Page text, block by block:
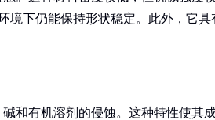
境下仍能保持形状稳定。此外，它具
和有机溶剂的侵蚀。这种特性使其